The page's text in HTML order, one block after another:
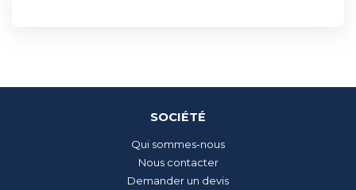
SOCIÉTÉ
Qui sommes-nous
Nous contacter
Demander un devis